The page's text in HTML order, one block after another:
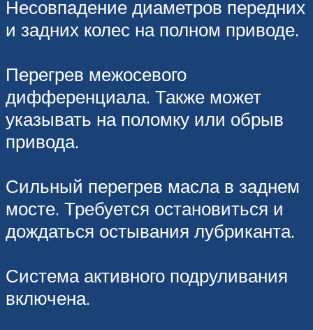
Несовпадение диаметров передних
и задних колес на полном приводе.
Перегрев межосевого
дифференциала. Также может
указывать на поломку или обрыв
привода.
Сильный перегрев масла в заднем
мосте. Требуется остановиться и
дождаться остывания лубриканта.
Система активного подруливания
включена.